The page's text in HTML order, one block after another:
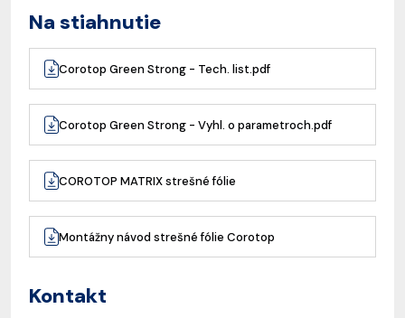
Na stiahnutie
Corotop Green Strong - Tech. list.pdf
Corotop Green Strong - Vyhl. o parametroch.pdf
COROTOP MATRIX strešné fólie
Montážny návod strešné fólie Corotop
Kontakt